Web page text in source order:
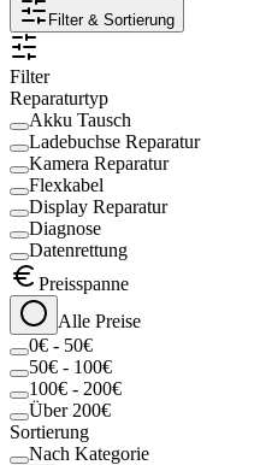
Filter & Sortierung
Filter
Reparaturtyp
Akku Tausch
Ladebuchse Reparatur
Kamera Reparatur
Flexkabel
Display Reparatur
Diagnose
Datenrettung
Preisspanne
Alle Preise
0€ - 50€
50€ - 100€
100€ - 200€
Über 200€
Sortierung
Nach Kategorie